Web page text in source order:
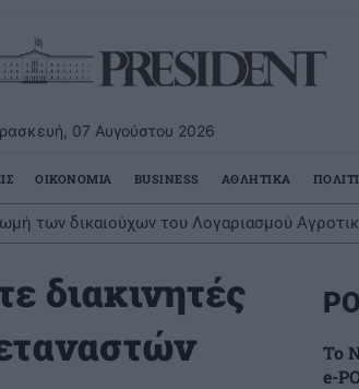
07 Αυγούστου 2026
ΟΙΚΟΝΟΜΙΑ BUSINESS ΑΘΛΗΤΙΚΑ
των δικαιούχων του Λογαριασμού
διακινητές
Το
e-